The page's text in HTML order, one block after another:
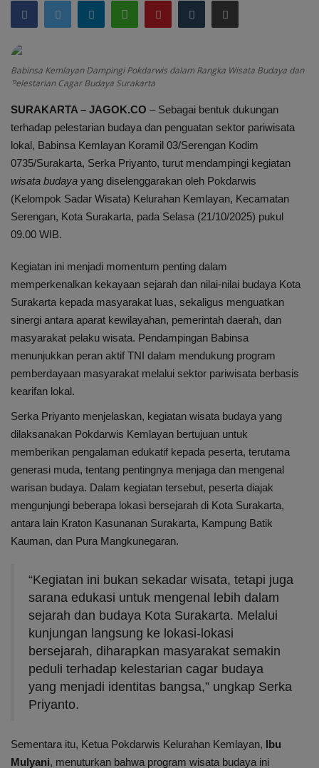
Peristiwa
Daerah
Pemerintah
Pemilu
Kriminal
Olahraga
Budaya
Internasional
Infotorial
Ekonomi
Mitra
Nasional
Pendidikan
Kesehatan
Babinsa Kemlayan Dampingi Pokdarwis dalam Rangka Wisata Budaya dan
Pelestarian Cagar Budaya Surakarta
SURAKARTA – JAGOK.CO – Sebagai bentuk dukungan
terhadap pelestarian budaya dan penguatan sektor pariwisata
lokal, Babinsa Kemlayan Koramil 03/Serengan Kodim
0735/Surakarta, Serka Priyanto, turut mendampingi kegiatan
wisata budaya yang diselenggarakan oleh Pokdarwis
(Kelompok Sadar Wisata) Kelurahan Kemlayan, Kecamatan
Serengan, Kota Surakarta, pada Selasa (21/10/2025) pukul
09.00 WIB.
Kegiatan ini menjadi momentum penting dalam
memperkenalkan kekayaan sejarah dan nilai-nilai budaya Kota
Surakarta kepada masyarakat luas, sekaligus menguatkan
sinergi antara aparat kewilayahan, pemerintah daerah, dan
masyarakat pelaku wisata. Pendampingan Babinsa
menunjukkan peran aktif TNI dalam mendukung program
pemberdayaan masyarakat melalui sektor pariwisata berbasis
kearifan lokal.
Serka Priyanto menjelaskan, kegiatan wisata budaya yang
dilaksanakan Pokdarwis Kemlayan bertujuan untuk
memberikan pengalaman edukatif kepada peserta, terutama
generasi muda, tentang pentingnya menjaga dan mengenal
warisan budaya. Dalam kegiatan tersebut, peserta diajak
mengunjungi beberapa lokasi bersejarah di Kota Surakarta,
antara lain Kraton Kasunanan Surakarta, Kampung Batik
Kauman, dan Pura Mangkunegaran.
“Kegiatan ini bukan sekadar wisata, tetapi juga
sarana edukasi untuk mengenal lebih dalam
sejarah dan budaya Kota Surakarta. Melalui
kunjungan langsung ke lokasi-lokasi
bersejarah, diharapkan masyarakat semakin
peduli terhadap kelestarian cagar budaya
yang menjadi identitas bangsa,” ungkap Serka
Priyanto.
Sementara itu, Ketua Pokdarwis Kelurahan Kemlayan, Ibu
Mulyani, menuturkan bahwa program wisata budaya ini